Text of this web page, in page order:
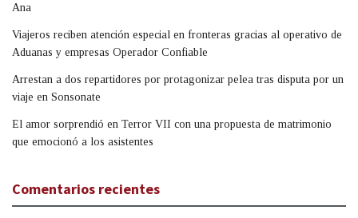
Ana
Viajeros reciben atención especial en fronteras gracias al operativo de
Aduanas y empresas Operador Confiable
Arrestan a dos repartidores por protagonizar pelea tras disputa por un
viaje en Sonsonate
El amor sorprendió en Terror VII con una propuesta de matrimonio
que emocionó a los asistentes
Comentarios recientes